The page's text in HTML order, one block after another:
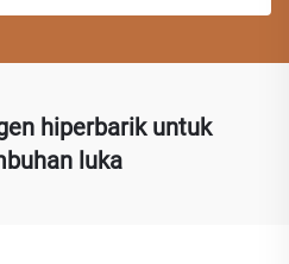
hiperbarik untuk
luka